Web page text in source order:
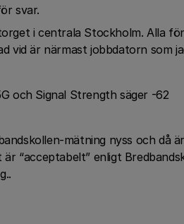
svar.
i centrala Stockholm. Alla
vid är närmast jobbdatorn som
och Signal Strength säger -62
mätning nyss och då
“acceptabelt” enligt